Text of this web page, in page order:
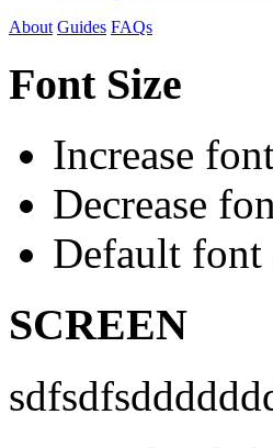
About Guides FAQs
Font Size
Increase
Decrease
Default font
SCREEN